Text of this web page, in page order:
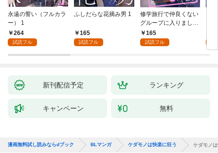
永遠の誓い（フルカラ
ー） 1
264
試読フル
ふしだらな花摘み男 1
165
試読フル
修学旅行で仲良くない
グループに入りました
【単話版】1巻
165
試読フル
が
ら
新刊配信予定 ランキング
キャンペーン 無料
漫画無料試し読みならdブック BLマンガ ケダモノは快楽に狂う ケダモノ